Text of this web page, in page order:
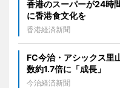
香港のスーパーが24時
に香港食文化を
香港経済新聞
FC今治・アシックス
数約1.7倍に「成長」
今治経済新聞